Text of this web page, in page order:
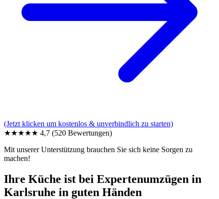
(Jetzt klicken um kostenlos & unverbindlich zu starten)
★★★★★ 4,7 (520 Bewertungen)
Mit unserer Unterstützung brauchen Sie sich keine Sorgen zu
machen!
Ihre Küche ist bei Expertenumzügen in
Karlsruhe in guten Händen